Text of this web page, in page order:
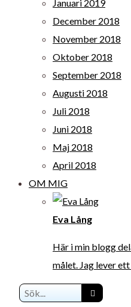
Januari 2019
December 2018
November 2018
Oktober 2018
September 2018
Augusti 2018
Juli 2018
Juni 2018
Maj 2018
April 2018
OM MIG
Eva Lång
Här i min blogg
målet. Jag lever